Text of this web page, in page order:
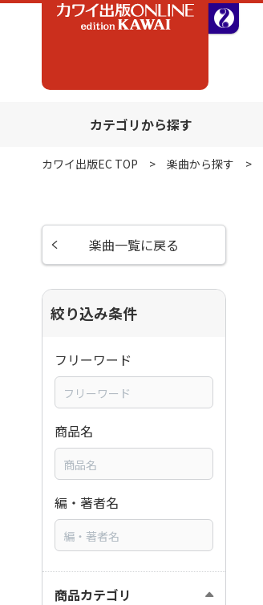
カテゴリから探す
カワイ出版EC TOP 楽曲から探す
楽曲一覧に戻る
絞り込み条件
フリーワード
商品名
編・著者名
商品カテゴリ